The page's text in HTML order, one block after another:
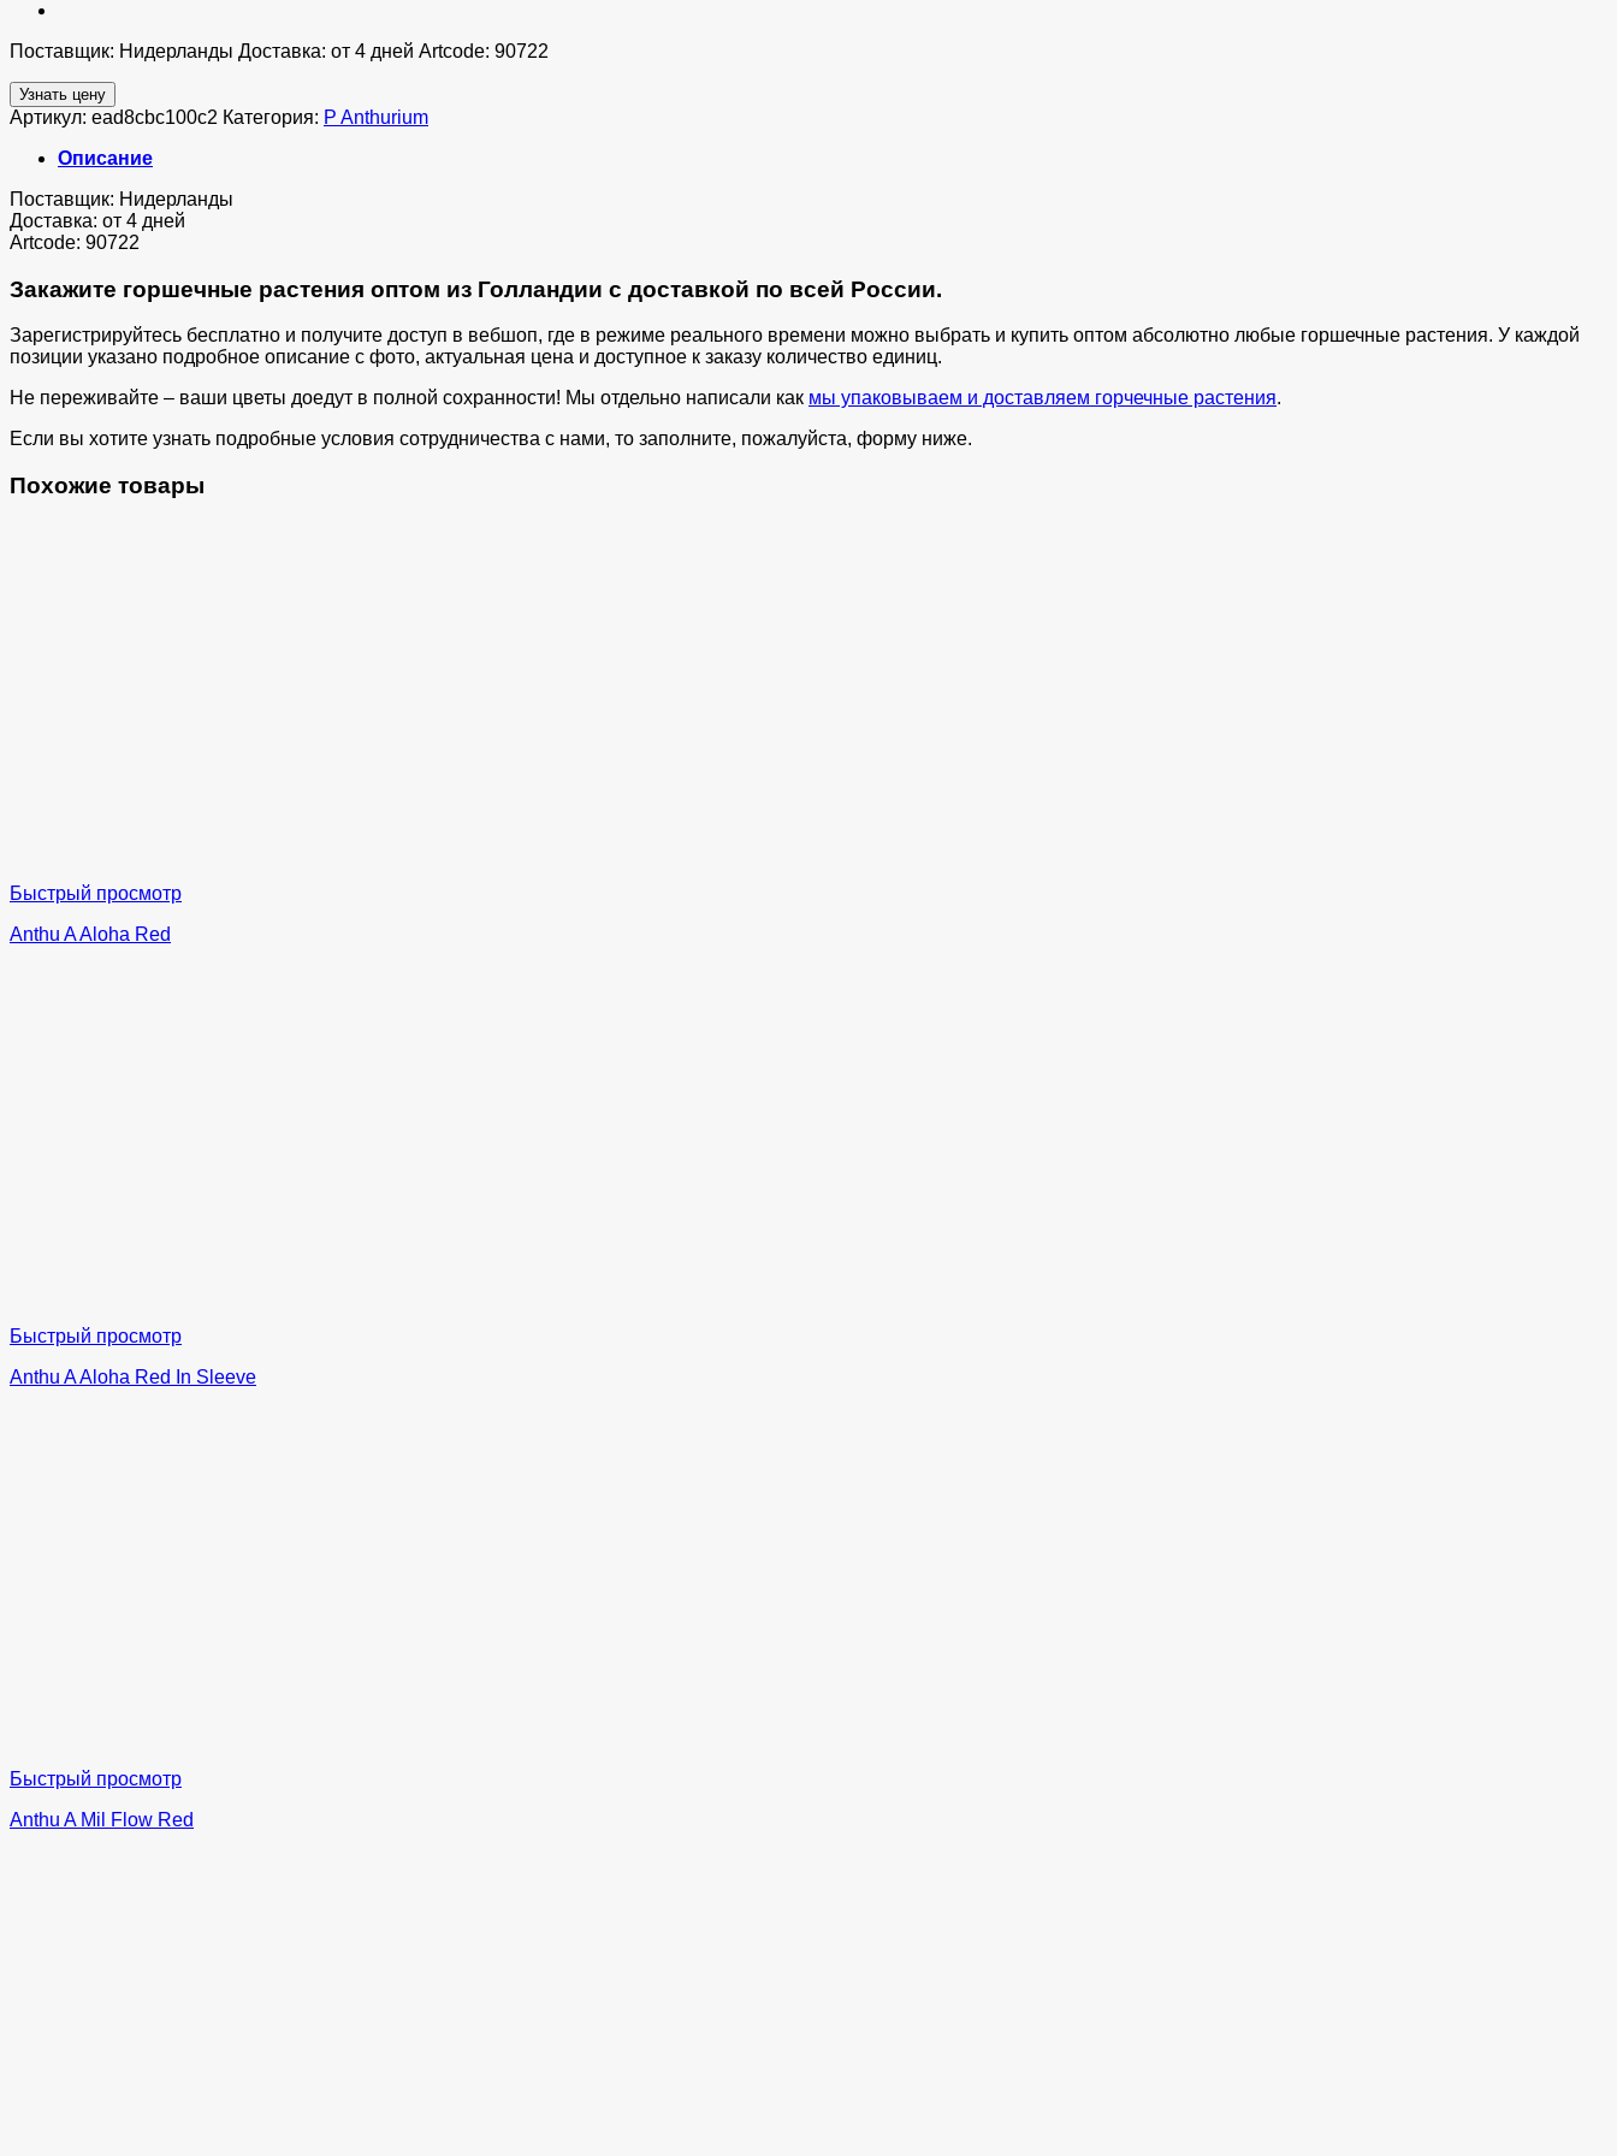
Поставщик: Нидерланды Доставка: от 4 дней Artcode: 90722
Узнать цену
Артикул: ead8cbc100c2 Категория: P Anthurium
Описание
Поставщик: Нидерланды
Доставка: от 4 дней
Artcode: 90722
Закажите горшечные растения оптом из Голландии с доставкой по всей России.
Зарегистрируйтесь бесплатно и получите доступ в вебшоп, где в режиме реального времени можно выбрать и купить оптом абсолютно любые горшечные растения. У каждой
позиции указано подробное описание с фото, актуальная цена и доступное к заказу количество единиц.
Не переживайте – ваши цветы доедут в полной сохранности! Мы отдельно написали как мы упаковываем и доставляем горчечные растения.
Если вы хотите узнать подробные условия сотрудничества с нами, то заполните, пожалуйста, форму ниже.
Похожие товары
Быстрый просмотр
Anthu A Aloha Red
Быстрый просмотр
Anthu A Aloha Red In Sleeve
Быстрый просмотр
Anthu A Mil Flow Red